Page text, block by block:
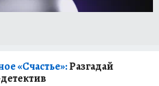
«Счастье»:Разгадай